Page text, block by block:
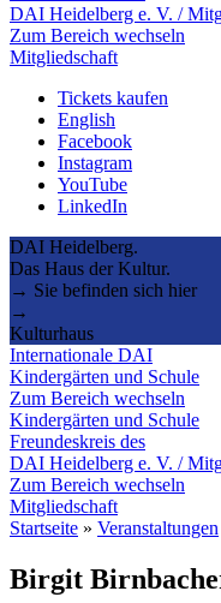
DAI Heidelberg e. V. /
Zum Bereich wechseln
Mitgliedschaft
Tickets kaufen
English
Facebook
Instagram
YouTube
LinkedIn
DAI Heidelberg.
Das Haus der Kultur.
→ Sie befinden sich hier
→
Kulturhaus
Internationale DAI
Kindergärten und Schule
Zum Bereich wechseln
Kindergärten und Schule
Freundeskreis des
DAI Heidelberg e. V. /
Zum Bereich wechseln
Mitgliedschaft
Startseite » Veranstaltungen
Birgit